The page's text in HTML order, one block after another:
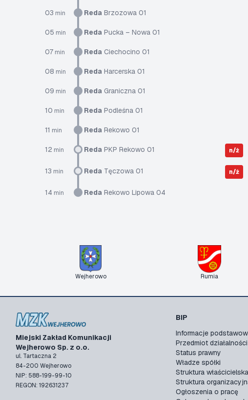
03 min Reda Brzozowa 01
05 min Reda Pucka – Nowa 01
07 min Reda Ciechocino 01
08 min Reda Harcerska 01
09 min Reda Graniczna 01
10 min Reda Podleśna 01
11 min Reda Rekowo 01
12 min Reda PKP Rekowo 01 n/ż
13 min Reda Tęczowa 01 n/ż
14 min Reda Rekowo Lipowa 04
Wejherowo Rumia
Miejski Zakład Komunikacji
Wejherowo Sp. z o.o.
ul. Tartaczna 2
84-200 Wejherowo
NIP: 588-199-99-10
REGON: 192631237
BIP
Informacje
Przedmiot działalności
Status prawny
Władze spółki
Struktura właścicielska
Struktura
Ogłoszenia o pracę